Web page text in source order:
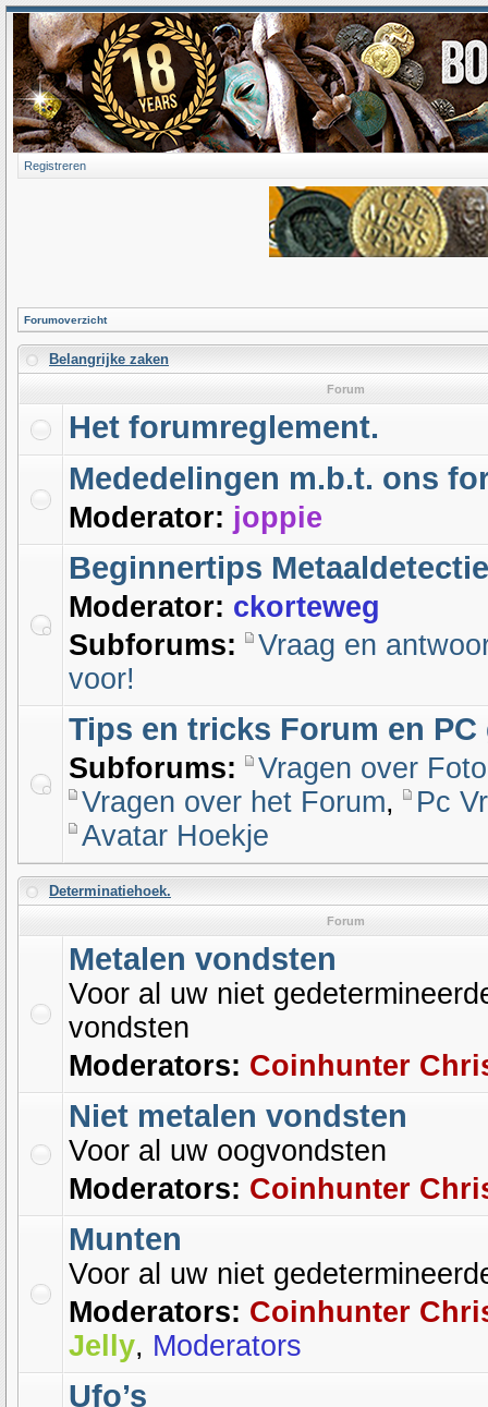
Registreren
Forumoverzicht
Belangrijke zaken
Forum
Het forumreglement.
Mededelingen m.b.t. ons
Moderator: joppie
Beginnertips Metaaldetectie
Moderator: ckorteweg
Subforums:
Vraag en
voor!
Tips en tricks Forum en PC
Subforums:
Vragen over
Vragen over het Forum,
Pc
Avatar Hoekje
Determinatiehoek.
Forum
Metalen vondsten
Voor al uw niet
vondsten
Moderators: Coinhunter
Niet metalen vondsten
Voor al uw oogvondsten
Moderators: Coinhunter
Munten
Voor al uw niet
Moderators: Coinhunter
Jelly, Moderators
Ufo’s